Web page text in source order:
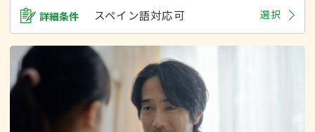
詳細条件 スペイン語対応可 選択